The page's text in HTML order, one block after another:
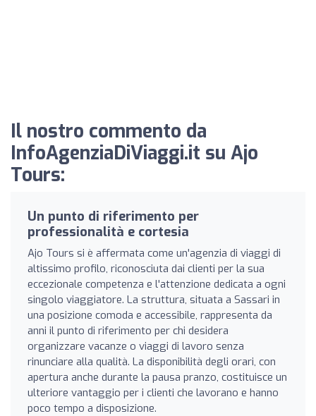
Il nostro commento da
InfoAgenziaDiViaggi.it su Ajo
Tours:
Un punto di riferimento per
professionalità e cortesia
Ajo Tours si è affermata come un'agenzia di viaggi di
altissimo profilo, riconosciuta dai clienti per la sua
eccezionale competenza e l'attenzione dedicata a ogni
singolo viaggiatore. La struttura, situata a Sassari in
una posizione comoda e accessibile, rappresenta da
anni il punto di riferimento per chi desidera
organizzare vacanze o viaggi di lavoro senza
rinunciare alla qualità. La disponibilità degli orari, con
apertura anche durante la pausa pranzo, costituisce un
ulteriore vantaggio per i clienti che lavorano e hanno
poco tempo a disposizione.